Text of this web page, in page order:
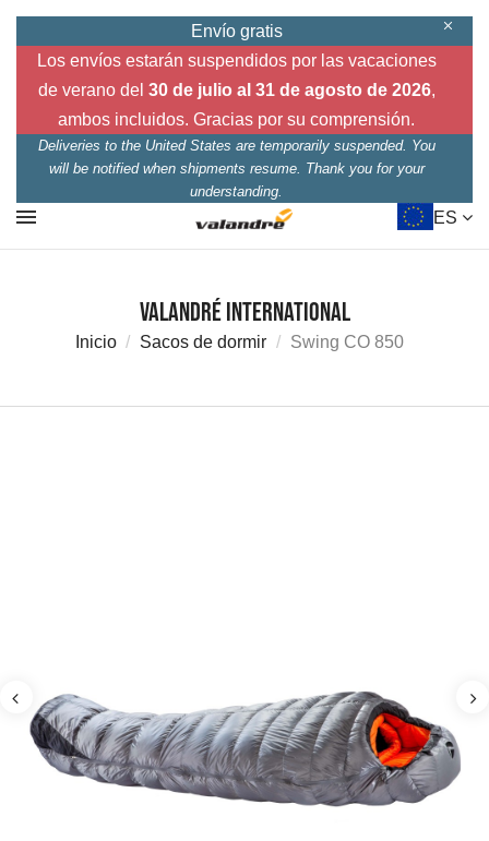
Envío gratis
Los envíos estarán suspendidos por las vacaciones
de verano del 30 de julio al 31 de agosto de 2026,
ambos incluidos. Gracias por su comprensión.
Deliveries to the United States are temporarily suspended. You
will be notified when shipments resume. Thank you for your
understanding.
ES
Valandré International
Inicio Sacos de dormir Swing CO 850